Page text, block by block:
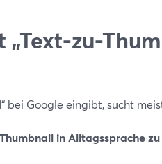
„Text-zu-
bei Google eingibt, sucht
in Alltagssprache